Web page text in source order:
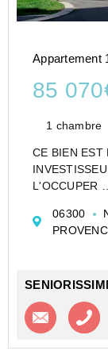
Appartement
85
1 chambre
CE BIEN EST
L'OCCUPER
D'AFFAIRES -
LOYERS
06300